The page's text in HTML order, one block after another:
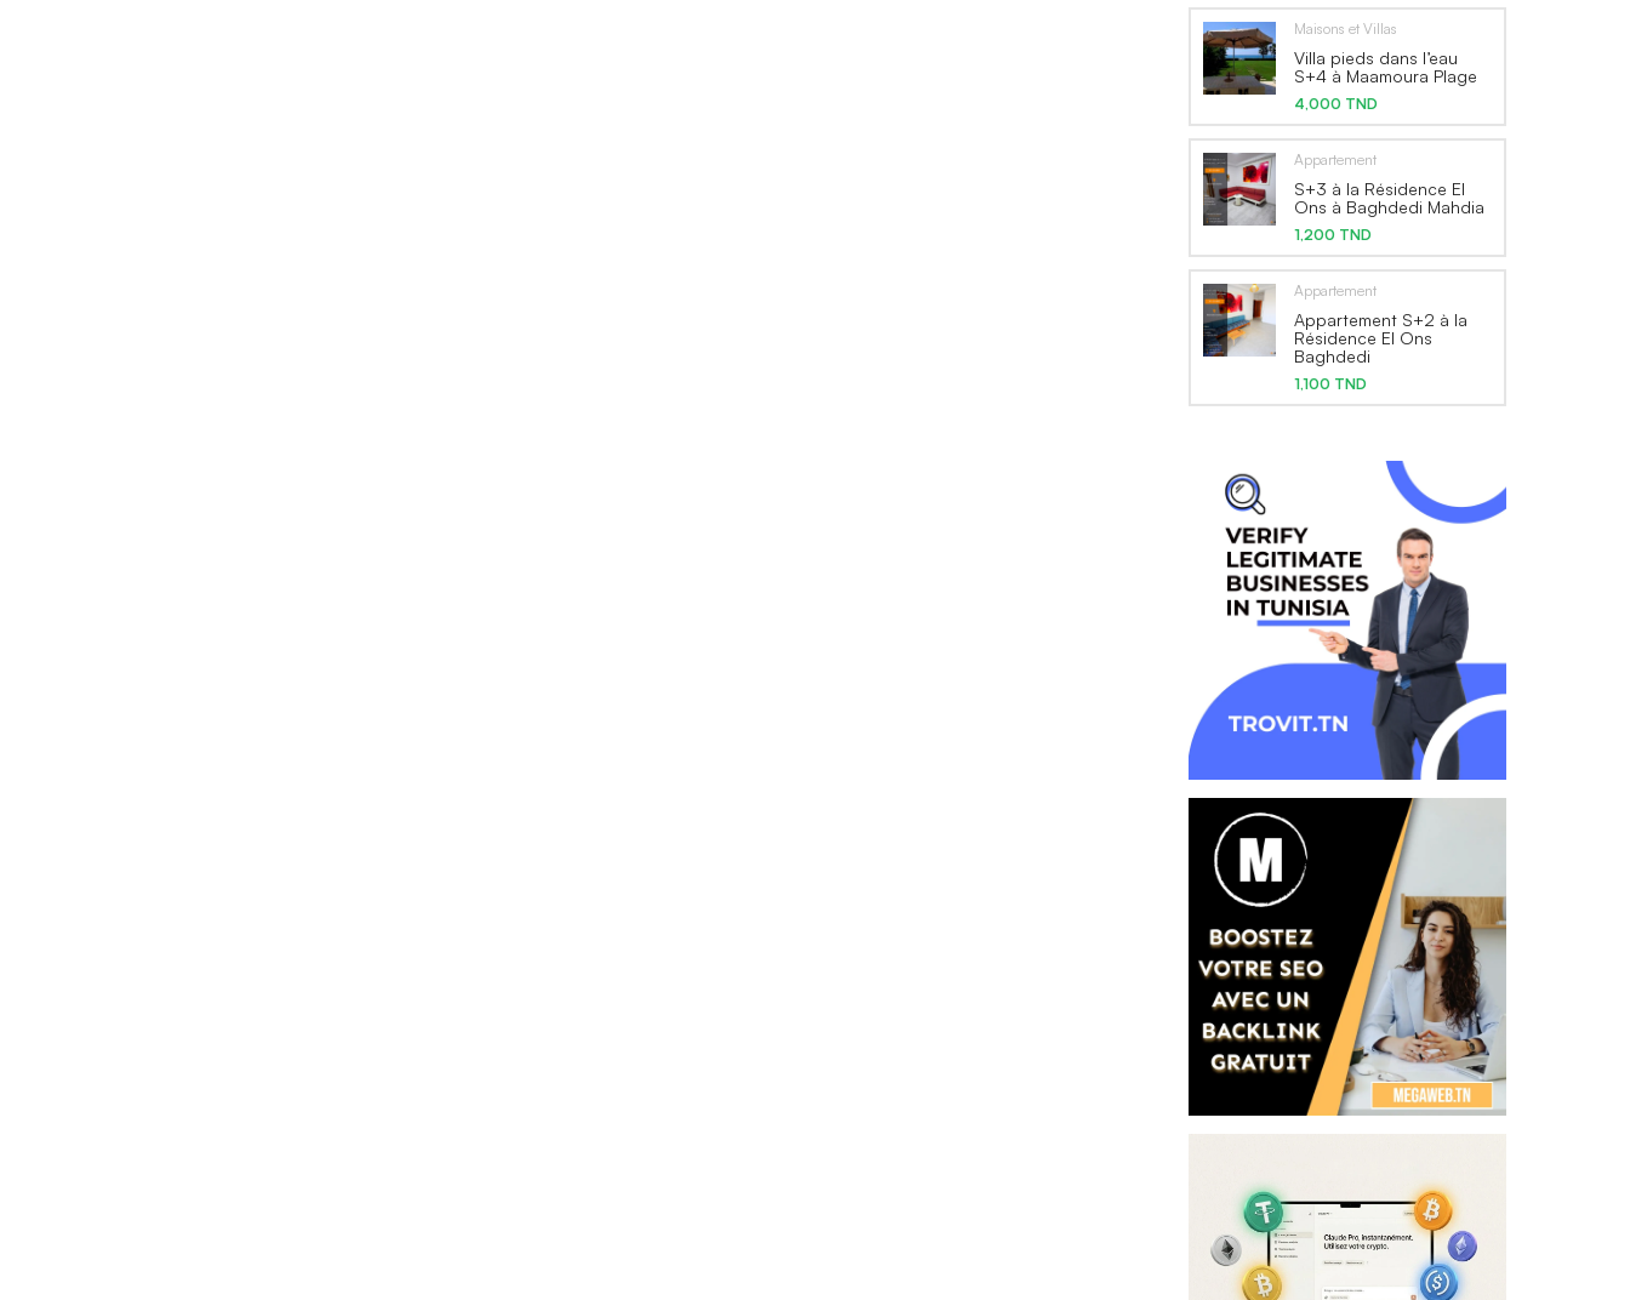
Maisons et Villas
Villa pieds dans l’eau
S+4 à Maamoura Plage
4,000 TND
Appartement
S+3 à la Résidence El
Ons à Baghdedi Mahdia
1,200 TND
Appartement
Appartement S+2 à la
Résidence El Ons
Baghdedi
1,100 TND